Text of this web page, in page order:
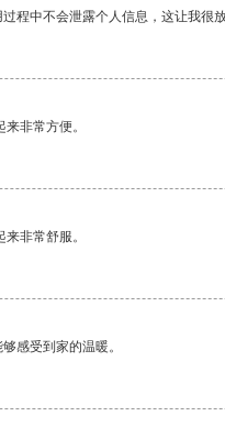
程中不会泄露个人信息，这让我很
非常方便。
非常舒服。
感受到家的温暖。